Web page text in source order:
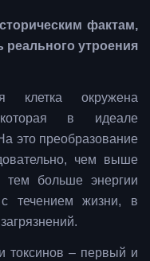
фактам,
реального утроения
окружена
которая в идеале
это преобразование
чем выше
тем больше энергии
течением жизни, в
токсинов – первый и